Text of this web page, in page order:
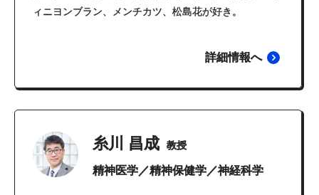
ィニヨンブラン、メンチカツ、松島花が好き。
詳細情報へ
糸川 昌成 教授
精神医学／精神保健学／神経科学